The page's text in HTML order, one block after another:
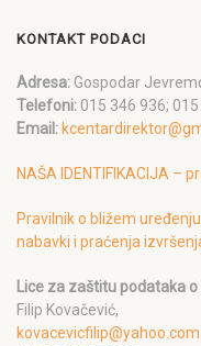
KONTAKT PODACI
Adresa: Gospodar
Telefoni: 015 346 936;
Email:
NAŠA IDENTIFIKACIJA –
Pravilnik o bližem
nabavki i praćenja
Lice za zaštitu podataka
Filip Kovačević,
kovacevicfilip@yahoo.com